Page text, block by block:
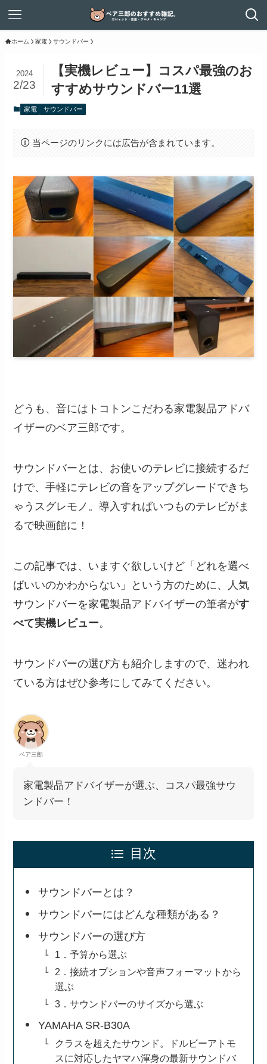
ホーム 家電 サウンドバー
【実機レビュー】コスパ最強のお
すすめサウンドバー11選
2024
2/23
家電 サウンドバー
当ページのリンクには広告が含まれています。
どうも、音にはトコトンこだわる家電製品アドバ
イザーのベア三郎です。
サウンドバーとは、お使いのテレビに接続するだ
けで、手軽にテレビの音をアップグレードできち
ゃうスグレモノ。導入すればいつものテレビがま
るで映画館に！
この記事では、いますぐ欲しいけど「どれを選べ
ばいいのかわからない」という方のために、人気
サウンドバーを家電製品アドバイザーの筆者がす
べて実機レビュー。
サウンドバーの選び方も紹介しますので、迷われ
ている方はぜひ参考にしてみてください。
ベア三郎
家電製品アドバイザーが選ぶ、コスパ最強サウ
ンドバー！
目次
サウンドバーとは？
サウンドバーにはどんな種類がある？
サウンドバーの選び方
1．予算から選ぶ
2．接続オプションや音声フォーマットから
選ぶ
3．サウンドバーのサイズから選ぶ
YAMAHA SR-B30A
クラスを超えたサウンド。ドルビーアトモ
スに対応したヤマハ渾身の最新サウンドバ